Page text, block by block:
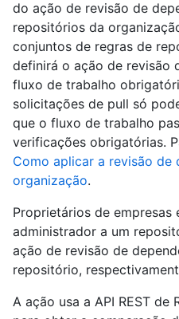
do ação de revisão de
repositórios da
conjuntos de regras de
definirá o ação de revisão
fluxo de trabalho
solicitações de pull só
que o fluxo de trabalho
verificações obrigatórias.
Como aplicar a revisão de
organização.
Proprietários de empresas
administrador a um
ação de revisão de
repositório,
A ação usa a API REST de